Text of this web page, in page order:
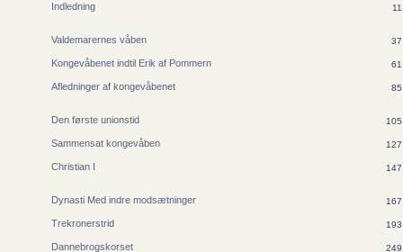
Indledning 11
Valdemarernes våben 37
Kongevåbenet indtil Erik af Pommern 61
Afledninger af kongevåbenet 85
Den første unionstid 105
Sammensat kongevåben 127
Christian I 147
Dynasti Med indre modsætninger 167
Trekronerstrid 193
Dannebrogskorset 249